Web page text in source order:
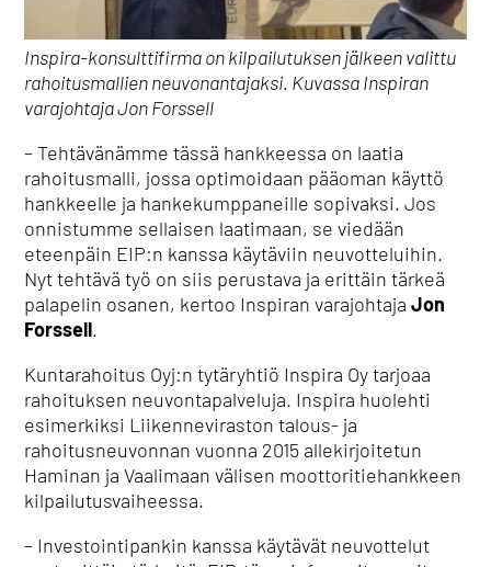
Inspira-konsulttifirma on kilpailutuksen jälkeen valittu
rahoitusmallien neuvonantajaksi. Kuvassa Inspiran
varajohtaja Jon Forssell
– Tehtävänämme tässä hankkeessa on laatia
rahoitusmalli, jossa optimoidaan pääoman käyttö
hankkeelle ja hankekumppaneille sopivaksi. Jos
onnistumme sellaisen laatimaan, se viedään
eteenpäin EIP:n kanssa käytäviin neuvotteluihin.
Nyt tehtävä työ on siis perustava ja erittäin tärkeä
palapelin osanen, kertoo Inspiran varajohtajaJon
Forssell.
Kuntarahoitus Oyj:n tytäryhtiö Inspira Oy tarjoaa
rahoituksen neuvontapalveluja. Inspira huolehti
esimerkiksi Liikenneviraston talous- ja
rahoitusneuvonnan vuonna 2015 allekirjoitetun
Haminan ja Vaalimaan välisen moottoritiehankkeen
kilpailutusvaiheessa.
– Investointipankin kanssa käytävät neuvottelut